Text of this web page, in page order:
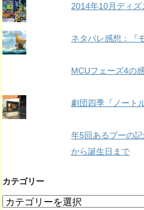
2014年10月ディ
ネタバレ感想：『
MCUフェーズ4の
劇団四季『ノート
年5回あるプーの記
から誕生日まで
カテゴリー